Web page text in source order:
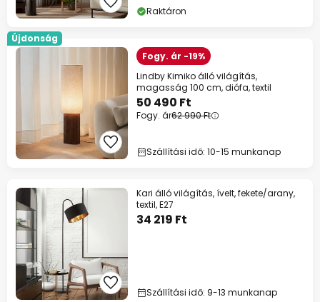
Raktáron
Újdonság
Fogy. ár -19%
Lindby Kimiko álló világítás,
magasság 100 cm, diófa, textil
50 490 Ft
Fogy. ár62 990 Ft
Szállítási idő: 10-15 munkanap
Kari álló világítás, ívelt, fekete/arany,
textil, E27
34 219 Ft
Szállítási idő: 9-13 munkanap